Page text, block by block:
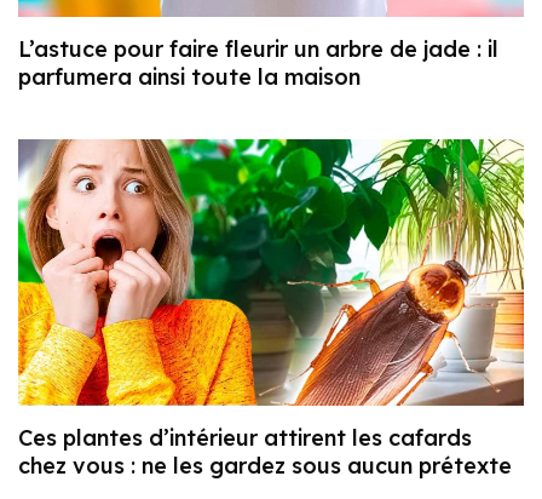
L’astuce pour faire fleurir un arbre de jade : il
parfumera ainsi toute la maison
Ces plantes d’intérieur attirent les cafards
chez vous : ne les gardez sous aucun prétexte